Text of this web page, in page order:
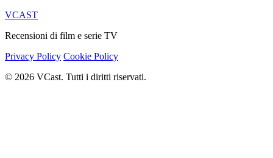
VCAST
Recensioni di film e serie TV
Privacy Policy Cookie Policy
© 2026 VCast. Tutti i diritti riservati.